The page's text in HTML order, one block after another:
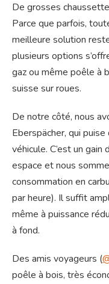
De grosses
Parce que parfois,
meilleure solution
plusieurs options
gaz ou même poêle à
suisse sur roues.
De notre côté, nous
Eberspächer, qui
véhicule. C’est un
espace et nous
consommation en
par heure). Il suffit
même à puissance
à fond.
Des amis voyageurs (
poêle à bois, très